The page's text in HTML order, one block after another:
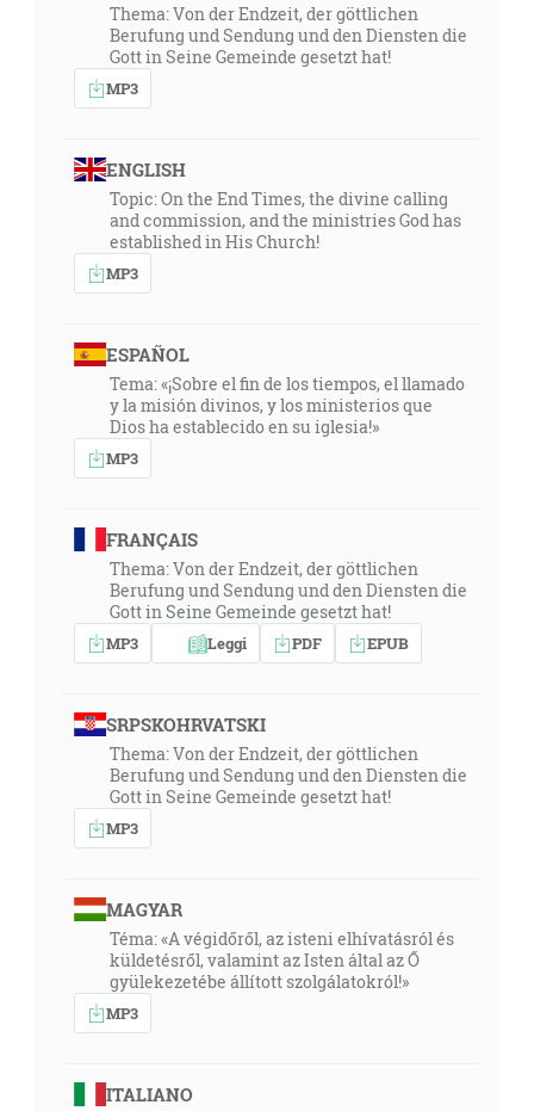
Thema: Von der Endzeit, der göttlichen
Berufung und Sendung und den Diensten die
Gott in Seine Gemeinde gesetzt hat!
MP3
ENGLISH
Topic: On the End Times, the divine calling
and commission, and the ministries God has
established in His Church!
MP3
ESPAÑOL
Tema: «¡Sobre el fin de los tiempos, el llamado
y la misión divinos, y los ministerios que
Dios ha establecido en su iglesia!»
MP3
FRANÇAIS
Thema: Von der Endzeit, der göttlichen
Berufung und Sendung und den Diensten die
Gott in Seine Gemeinde gesetzt hat!
MP3 Leggi PDF EPUB
SRPSKOHRVATSKI
Thema: Von der Endzeit, der göttlichen
Berufung und Sendung und den Diensten die
Gott in Seine Gemeinde gesetzt hat!
MP3
MAGYAR
Téma: «A végidőről, az isteni elhívatásról és
küldetésről, valamint az Isten által az Ő
gyülekezetébe állított szolgálatokról!»
MP3
ITALIANO